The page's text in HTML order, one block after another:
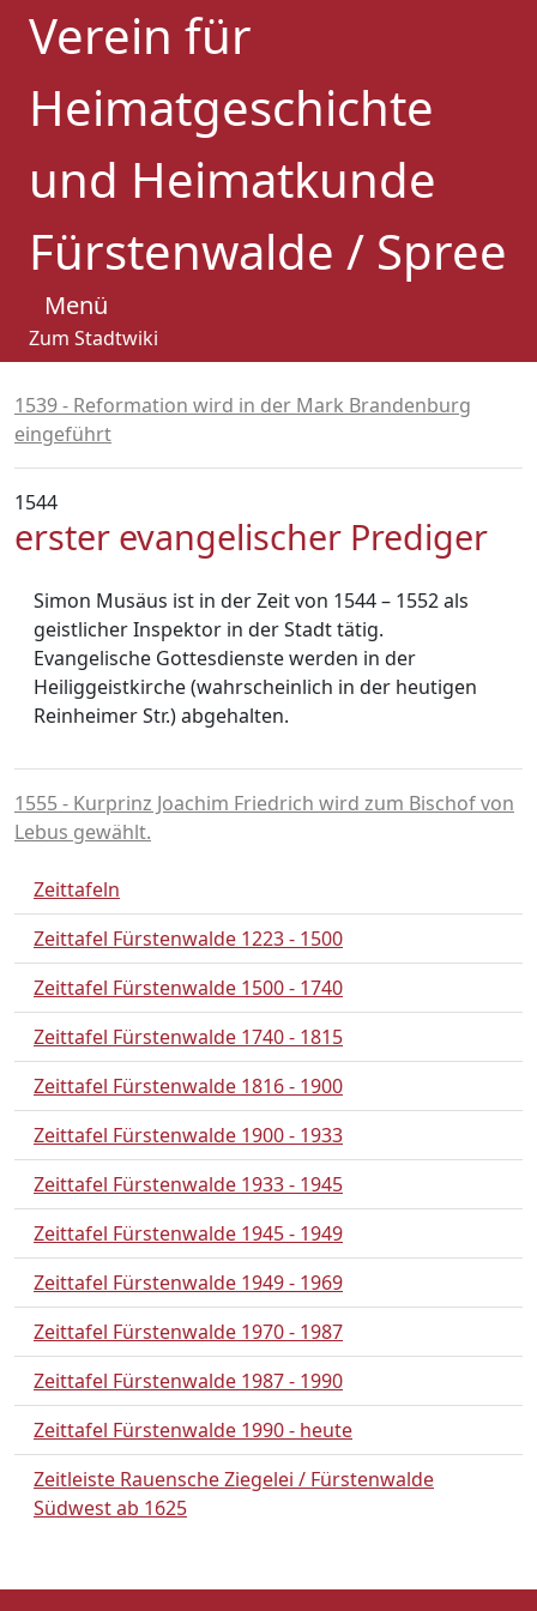
Verein für
Heimatgeschichte
und Heimatkunde
Fürstenwalde / Spree
Menü
Zum Stadtwiki
1539 - Reformation wird in der Mark Brandenburg
eingeführt
1544
erster evangelischer Prediger
Simon Musäus ist in der Zeit von 1544 – 1552als
geistlicher Inspektor in der Stadt tätig.
Evangelische Gottesdienste werden in der
Heiliggeistkirche (wahrscheinlich in der heutigen
Reinheimer Str.) abgehalten.
1555 - Kurprinz Joachim Friedrich wird zum Bischof von
Lebus gewählt.
Zeittafeln
Zeittafel Fürstenwalde 1223 - 1500
Zeittafel Fürstenwalde 1500 - 1740
Zeittafel Fürstenwalde 1740 - 1815
Zeittafel Fürstenwalde 1816 - 1900
Zeittafel Fürstenwalde 1900 - 1933
Zeittafel Fürstenwalde 1933 - 1945
Zeittafel Fürstenwalde 1945 - 1949
Zeittafel Fürstenwalde 1949 - 1969
Zeittafel Fürstenwalde 1970 - 1987
Zeittafel Fürstenwalde 1987 - 1990
Zeittafel Fürstenwalde 1990 - heute
Zeitleiste Rauensche Ziegelei / Fürstenwalde
Südwest ab 1625